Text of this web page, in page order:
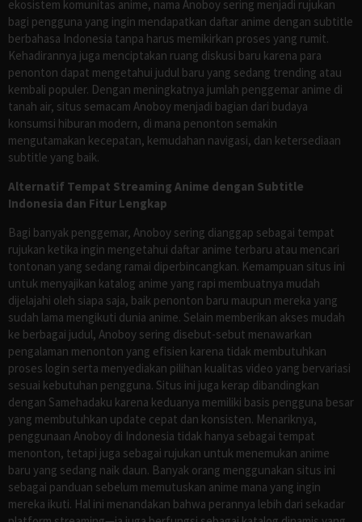
ekosistem komunitas anime, nama Anoboy sering menjadi rujukan
bagi pengguna yang ingin mendapatkan daftar anime dengan subtitle
berbahasa Indonesia tanpa harus memikirkan proses yang rumit.
Kehadirannya juga menciptakan ruang diskusi baru karena para
penonton dapat mengetahui judul baru yang sedang trending atau
kembali populer. Dengan meningkatnya jumlah penggemar anime di
tanah air, situs semacam Anoboy menjadi bagian dari budaya
konsumsi hiburan modern, di mana penonton semakin
mengutamakan kecepatan, kemudahan navigasi, dan ketersediaan
subtitle yang baik.
Alternatif Tempat Streaming Anime dengan Subtitle
Indonesia dan Fitur Lengkap
Bagi banyak penggemar, Anoboy sering dianggap sebagai tempat
rujukan ketika ingin mengetahui daftar anime terbaru atau mencari
tontonan yang sedang ramai diperbincangkan. Kemampuan situs ini
untuk menyajikan katalog anime yang rapi membuatnya mudah
dijelajahi oleh siapa saja, baik penonton baru maupun mereka yang
sudah lama mengikuti dunia anime. Selain memberikan akses mudah
ke berbagai judul, Anoboy sering disebut-sebut menawarkan
pengalaman menonton yang efisien karena tidak membutuhkan
proses login serta menyediakan pilihan kualitas video yang bervariasi
sesuai kebutuhan pengguna. Situs ini juga kerap dibandingkan
dengan Samehadaku karena keduanya memiliki basis pengguna besar
yang membutuhkan update cepat dan konsisten. Menariknya,
penggunaan Anoboy di Indonesia tidak hanya sebagai tempat
menonton, tetapi juga sebagai rujukan untuk menemukan anime
baru yang sedang naik daun. Banyak orang menggunakan situs ini
sebagai panduan sebelum memutuskan anime mana yang ingin
mereka ikuti. Hal ini menandakan bahwa perannya lebih dari sekadar